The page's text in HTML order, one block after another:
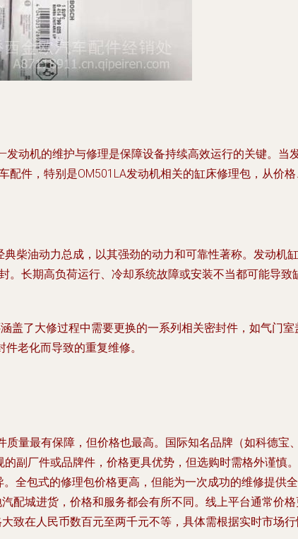
动机的维护与修理是保障设备持续高效运行的关键。当
件，特别是OM501LA发动机相关的缸床修理包，从价
柴油动力总成，以其强劲的动力和可靠性著称。发动机
长期高负荷运行、冷却系统故障或安装不当都可能导致
盖了大修过程中需要更换的一系列相关密封件，如气门
老化而导致的重复维修。
质量最有保障，但价格也最高。国际知名品牌（如科德宝
副厂件或品牌件，价格更具优势，但选购时需格外谨慎。
全包式的修理包价格更高，但能为一次成功的维修提供全
配城进货，价格和服务都会有所不同。线上平台通常价格
在人民币数百元至两千元不等，具体需根据实时市场行